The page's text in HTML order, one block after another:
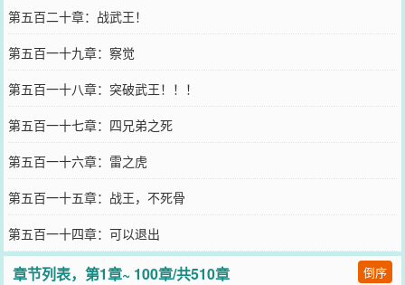
第五百二十章：战武王！
第五百一十九章：察觉
第五百一十八章：突破武王！！！
第五百一十七章：四兄弟之死
第五百一十六章：雷之虎
第五百一十五章：战王，不死骨
第五百一十四章：可以退出
章节列表，第1章~ 100章/共510章 倒序